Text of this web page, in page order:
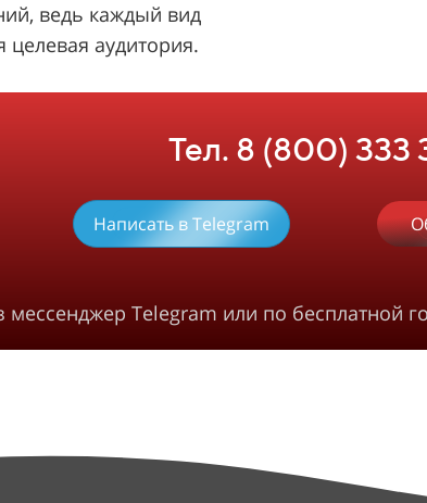
ведь каждый вид
целевая аудитория.
Тел. 8 (800) 333
Написать в Telegram
Telegram или по бесплатной